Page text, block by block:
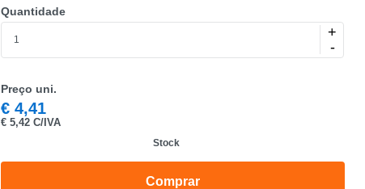
Quantidade
+
-
Preço uni.
€4,41
€5,42 C/IVA
Stock
Comprar